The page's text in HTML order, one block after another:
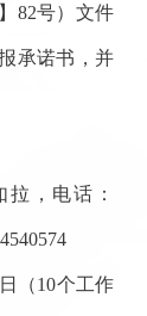
82号）文件
承诺书，并
拉 ， 电话：
日（10个工作